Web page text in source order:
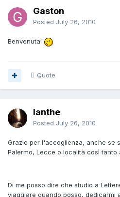
Gaston
Posted July 26, 2010
Benvenuta!
Quote
Ianthe
Posted July 26, 2010
Grazie per l'accoglienza, anche se
Palermo, Lecce o località così tanto
Di me posso dire che studio a
viaggiare quando posso, dedicarmi